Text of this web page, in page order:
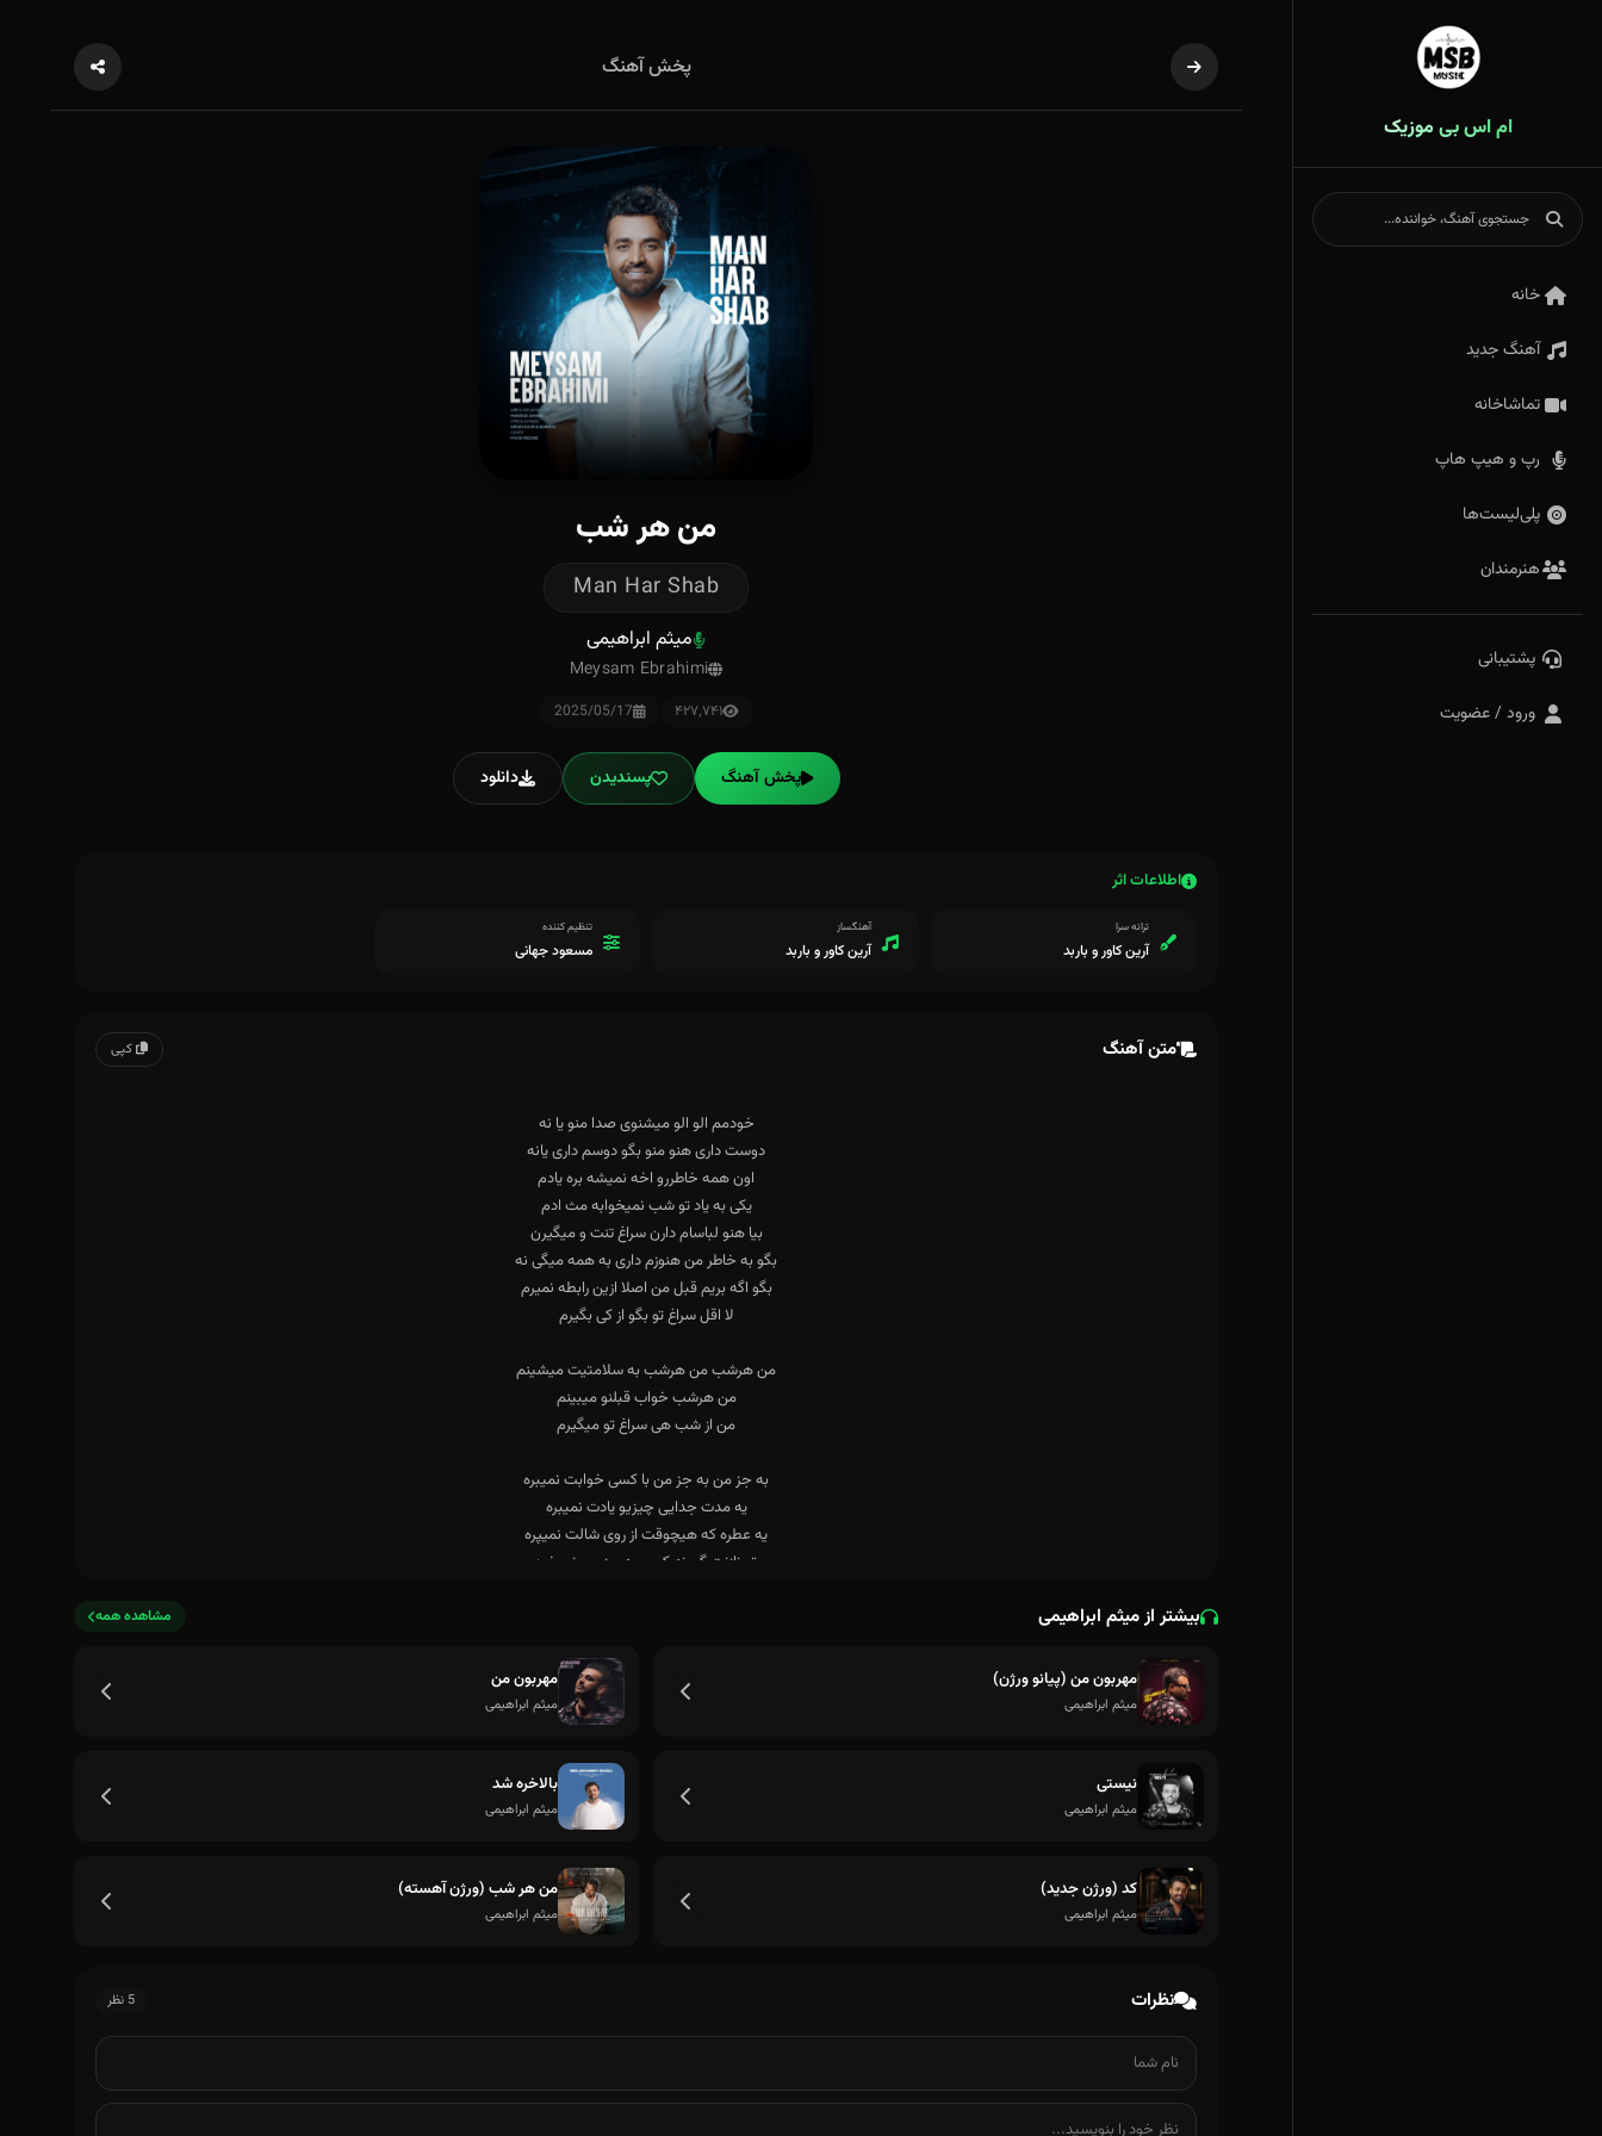
ام اس بی موزیک
خانه
آهنگ جدید
تماشاخانه
رپ و هیپ هاپ
پلی‌لیست‌ها
هنرمندان
پشتیبانی
ورود / عضویت
پخش آهنگ
من هر شب
Man Har Shab
میثم ابراهیمی
Meysam Ebrahimi
۴۲۷٬۷۴۱ 2025/05/17
پخش آهنگ پسندیدن دانلود
اطلاعات اثر
ترانه سرا
آرین کاور و باربد
آهنگساز
آرین کاور و باربد
تنظیم کننده
مسعود جهانی
متن آهنگ کپی
من از شب هی سراغ تو میگیرم
بیشتر از میثم ابراهیمی مشاهده همه
مهربون من (پیانو ورژن)
میثم ابراهیمی
مهربون من
میثم ابراهیمی
نیستی
میثم ابراهیمی
بالاخره شد
میثم ابراهیمی
کد (ورژن جدید)
میثم ابراهیمی
من هر شب (ورژن آهسته)
میثم ابراهیمی
نظرات 5 نظر